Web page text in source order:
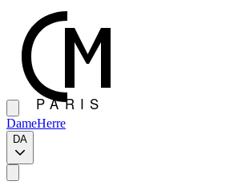
DameHerre
DA